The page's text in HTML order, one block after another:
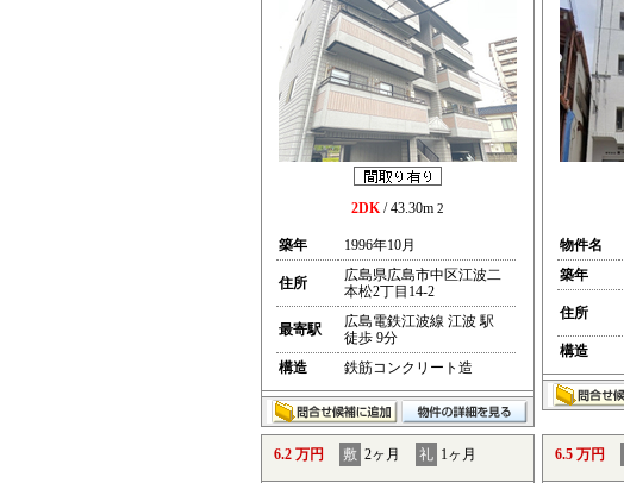
2DK/ 43.30m 2
築年 1996年10月
住所
広島県広島市中区江波二
本松2丁目14-2
最寄駅
広島電鉄江波線 江波 駅
徒歩 9分
構造
鉄筋コンクリート造
物件名
築年
住所
構造
6.2 万円 敷 2ヶ月 礼 1ヶ月 6.5 万円